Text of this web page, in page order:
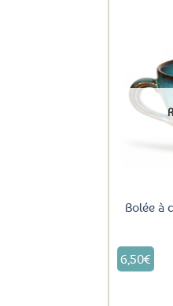
Bolée à
6,50€